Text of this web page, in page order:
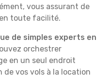
vous assurant de
toute facilité.
de simples experts en
orchestrer
en un seul endroit
de vos vols à la location